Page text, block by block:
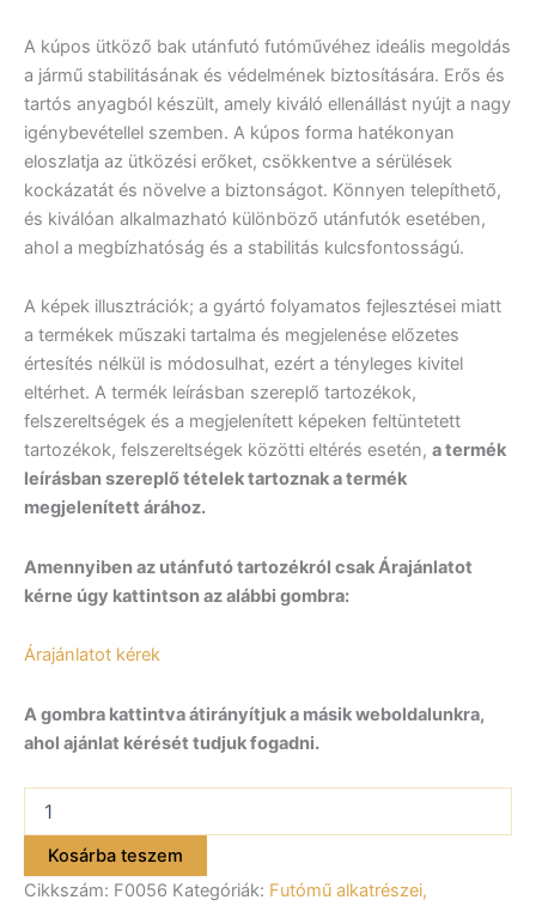
A kúpos ütköző bak utánfutó futóművéhez ideális megoldás
a jármű stabilitásának és védelmének biztosítására. Erős és
tartós anyagból készült, amely kiváló ellenállást nyújt a nagy
igénybevétellel szemben. A kúpos forma hatékonyan
eloszlatja az ütközési erőket, csökkentve a sérülések
kockázatát és növelve a biztonságot. Könnyen telepíthető,
és kiválóan alkalmazható különböző utánfutók esetében,
ahol a megbízhatóság és a stabilitás kulcsfontosságú.
A képek illusztrációk; a gyártó folyamatos fejlesztései miatt
a termékek műszaki tartalma és megjelenése előzetes
értesítés nélkül is módosulhat, ezért a tényleges kivitel
eltérhet. A termék leírásban szereplő tartozékok,
felszereltségek és a megjelenített képeken feltüntetett
tartozékok, felszereltségek közötti eltérés esetén, a termék
leírásban szereplő tételek tartoznak a termék
megjelenített árához.
Amennyiben az utánfutó tartozékról csak Árajánlatot
kérne úgy kattintson az alábbi gombra:
Árajánlatot kérek
A gombra kattintva átirányítjuk a másik weboldalunkra,
ahol ajánlat kérését tudjuk fogadni.
ütköző
bak
F0056
mennyiség
Kosárba teszem
Cikkszám: F0056 Kategóriák: Futómű alkatrészei,